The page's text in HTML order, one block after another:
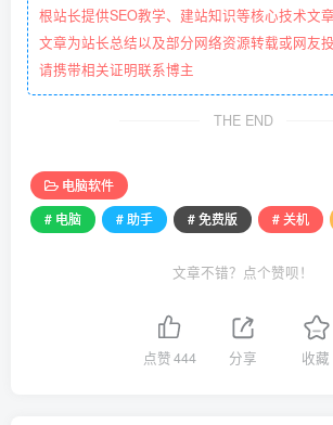
根站长提供SEO教学、建站知识等核心技术文
文章为站长总结以及部分网络资源转载或网友
请携带相关证明联系博主
THE END
电脑软件
# 电脑
# 助手 # 免费版 # 关机
文章不错？点个赞呗！
点赞444 分享 收藏